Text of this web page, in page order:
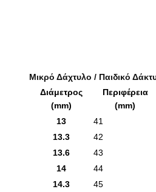
Μικρό Δάχτυλο / Παιδικό
Διάμετρος
(mm)
Περιφέρεια
(mm)
13
41
13.3
42
13.6
43
14
44
14.3
45